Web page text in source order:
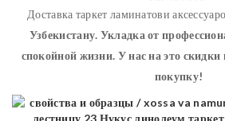
Доставка таркет ламинатови
Узбекистану. Укладка от
спокойной жизни. У нас на это
покупку!